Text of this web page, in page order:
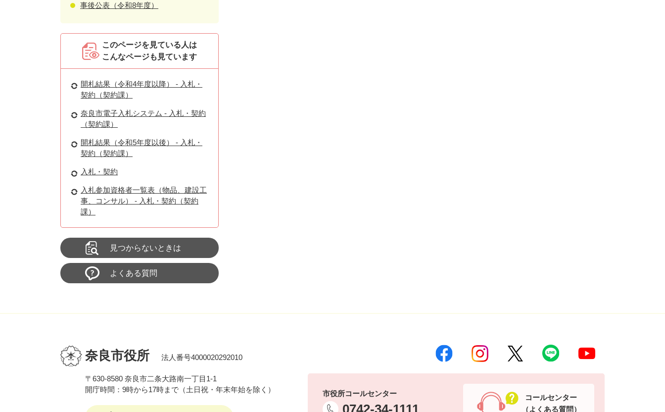
事後公表（令和8年度）
このページを見ている人は
こんなページも見ています
開札結果（令和4年度以降） - 入札・
契約（契約課）
奈良市電子入札システム - 入札・契約
（契約課）
開札結果（令和5年度以後） - 入札・
契約（契約課）
入札・契約
入札参加資格者一覧表（物品、建設工
事、コンサル） - 入札・契約（契約
課）
見つからないときは
よくある質問
奈良市役所 法人番号4000020292010
〒630-8580 奈良市二条大路南一丁目1-1
開庁時間：9時から17時まで（土日祝・年末年始を除く）
市役所コールセンター
0742-34-1111
コールセンター
（よくある質問）